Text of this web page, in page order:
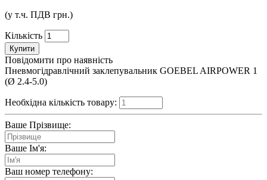
(у т.ч. ПДВ грн.)
Кількість
Купити
Повідомити про наявність
Пневмогідравлічний заклепувальник GOEBEL AIRPOWER 1
(Ø 2.4-5.0)
Необхідна кількість товару:
Ваше Прізвище:
Ваше Ім'я:
Ваш номер телефону: